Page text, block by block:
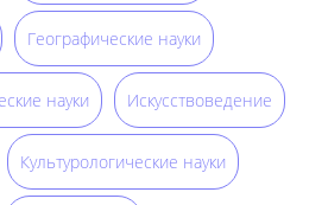
Географические науки
науки Искусствоведение
Культурологические науки